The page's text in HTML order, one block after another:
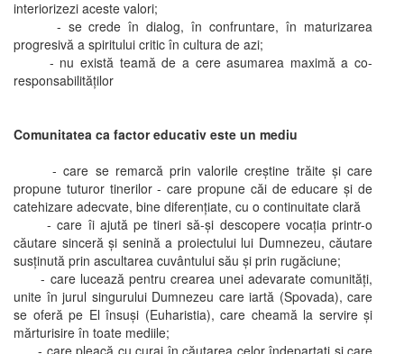
interiorizezi aceste valori;
- se crede în dialog, în confruntare, în maturizarea
progresivă a spiritului critic în cultura de azi;
- nu există teamă de a cere asumarea maximă a co-
responsabilităţilor
Comunitatea ca factor educativ este un mediu
- care se remarcă prin valorile creştine trăite şi care
propune tuturor tinerilor - care propune căi de educare şi de
catehizare adecvate, bine diferenţiate, cu o continuitate clară
- care îi ajută pe tineri să-şi descopere vocaţia printr-o
căutare sinceră şi senină a proiectului lui Dumnezeu, căutare
susţinută prin ascultarea cuvântului său şi prin rugăciune;
- care lucează pentru crearea unei adevarate comunităţi,
unite în jurul singurului Dumnezeu care iartă (Spovada), care
se oferă pe El însuşi (Euharistia), care cheamă la servire şi
mărturisire în toate mediile;
- care pleacă cu curaj în căutarea celor îndepartaţi şi care